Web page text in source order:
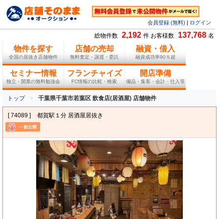
会員登録 (無料) ログイン
総物件数 2,192 件 お客様数 137,768 名
物件を探す
全国の居抜き店舗物件
店舗の売却
無料査定・譲渡・委託
融資・借入
融資成功率90％超
セミナー情報
独立・開業の無料勉強会
フランチャイズ
FC情報の比較・検索
開店準備
備品・集客・会計・仕入等
トップ 千葉県千葉市若葉区 飲食店(居酒屋) 店舗物件
[ 74089 ] 都賀駅１分 居酒屋居抜き